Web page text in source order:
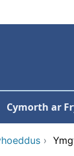
ar gyfer
Cymorth ar
›